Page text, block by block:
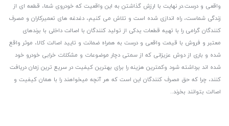
واقعی و درست.در نهایت با ارزش گذاشتن به این واقعیت که خودروی شما، قطعه ای از
زندگی شماست، راه اندازی شده است و تلاش می کنیم، دغدغه های تعمیرکاران و مصرف
کنندگان گرامی را با تهیه قطعات یدکی از تولید کنندگان با اصالت داخلی با برندهای
معتبر و فروش با قیمت واقعی و درست به همراه ضمانت و تایید اصالت کالا، موثر واقع
شده و باری از دوش عزیزانی که از سمتی دچار موضوعات و مشکلات خرابی خودرو خود
شده اند برداشته شود و‌کمترین هزینه را برای بهترین کیفیت در سریع ترین زمان دریافت
کنند، چرا که حق مصرف کنندگان این است که هر آنچه میخواهند را با همان کیفیت و
اصالت بتوانند بخرند..